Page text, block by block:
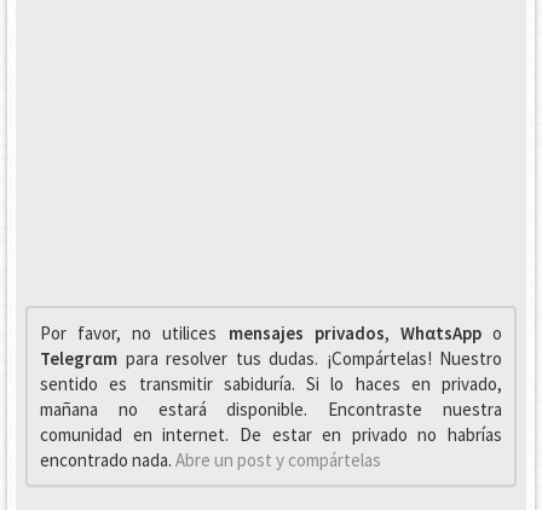
Por favor, no utilices mensajes privados, WhαtsAppo
Telegrαm para resolver tus dudas. ¡Compártelas! Nuestro
sentido es transmitir sabiduría. Si lo haces en privado,
mañana no estará disponible. Encontraste nuestra
comunidad en internet. De estar en privado no habrías
encontrado nada. Abre un post y compártelas